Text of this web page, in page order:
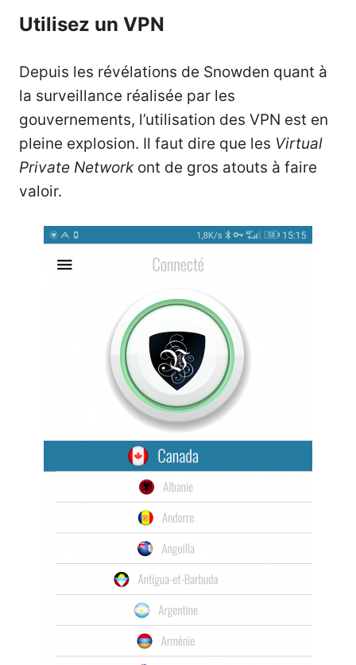
Utilisez un VPN
Depuis les révélations de Snowden quant à
la surveillance réalisée par les
gouvernements, l’utilisation des VPN est en
pleine explosion. Il faut dire que les Virtual
Private Networkont de gros atouts à faire
valoir.